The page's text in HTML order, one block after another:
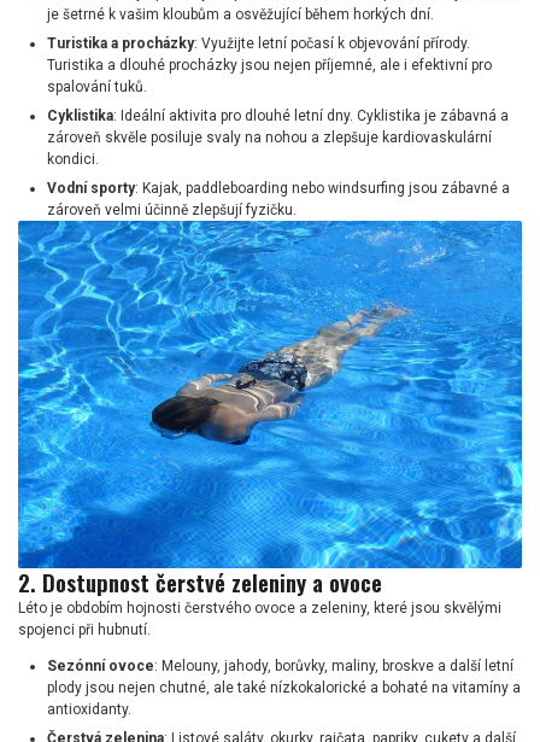
je šetrné k vašim kloubům a osvěžující během horkých dní.
Turistika a procházky: Využijte letní počasí k objevování přírody.
Turistika a dlouhé procházky jsou nejen příjemné, ale i efektivní pro
spalování tuků.
Cyklistika: Ideální aktivita pro dlouhé letní dny. Cyklistika je zábavná a
zároveň skvěle posiluje svaly na nohou a zlepšuje kardiovaskulární
kondici.
Vodní sporty: Kajak, paddleboarding nebo windsurfing jsou zábavné a
zároveň velmi účinně zlepšují fyzičku.
2. Dostupnost čerstvé zeleniny a ovoce
Léto je obdobím hojnosti čerstvého ovoce a zeleniny, které jsou skvělými
spojenci při hubnutí.
Sezónní ovoce: Melouny, jahody, borůvky, maliny, broskve a další letní
plody jsou nejen chutné, ale také nízkokalorické a bohaté na vitamíny a
antioxidanty.
Čerstvá zelenina: Listové saláty, okurky, rajčata, papriky, cukety a další